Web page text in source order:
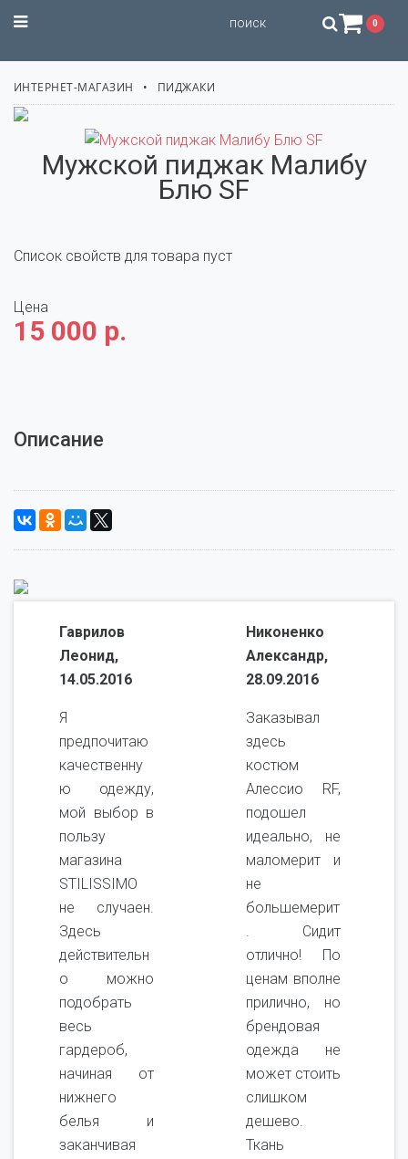
STILISSIMO 0
ИНТЕРНЕТ-МАГАЗИН ПИДЖАКИ
Мужской пиджак Малибу
Блю SF
Список свойств для товара пуст
Цена
15 000 р.
Описание
Гаврилов
Леонид,
14.05.2016
Я
предпочитаю
качественну
ю одежду,
мой выбор в
пользу
магазина
STILISSIMO
не случаен.
Здесь
действительн
о можно
подобрать
весь
гардероб,
начиная от
нижнего
белья и
заканчивая
Никоненко
Александр,
28.09.2016
Заказывал
здесь
костюм
Алессио RF,
подошел
идеально, не
маломерит и
не
большемерит
. Сидит
отлично! По
ценам вполне
прилично, но
брендовая
одежда не
может стоить
слишком
дешево.
Ткань